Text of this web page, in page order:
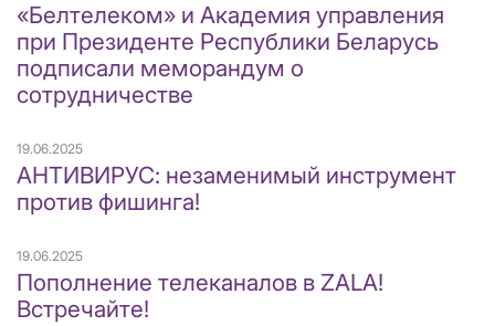
«Белтелеком» и Академия управления
при Президенте Республики Беларусь
подписали меморандум о
сотрудничестве
19.06.2025
АНТИВИРУС: незаменимый инструмент
против фишинга!
19.06.2025
Пополнение телеканалов в ZALA!
Встречайте!